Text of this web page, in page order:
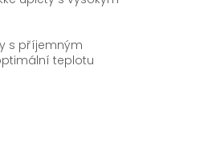
s příjemným
teplotu